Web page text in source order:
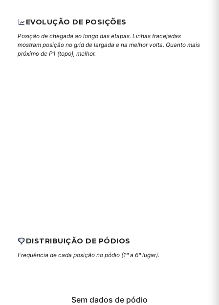
EVOLUÇÃO DE POSIÇÕES
Posição de chegada ao longo das etapas. Linhas tracejadas
mostram posição no grid de largada e na melhor volta. Quanto mais
próximo de P1 (topo), melhor.
DISTRIBUIÇÃO DE PÓDIOS
Frequência de cada posição no pódio (1º a 6º lugar).
Sem dados de pódio